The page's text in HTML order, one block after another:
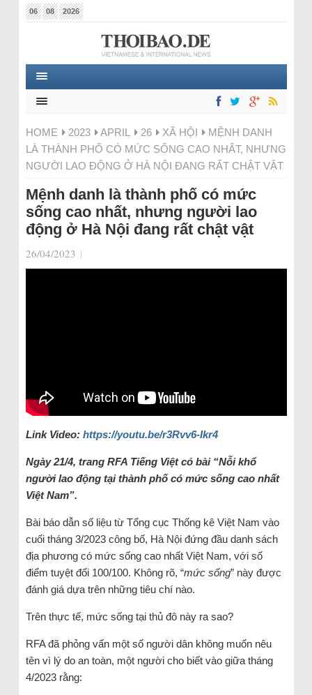
06 08 2026
HOME 2023 APRIL 26 XÃ HỘI
MỆNH DANH
LÀ THÀNH PHỐ CÓ MỨC SỐNG CAO NHẤT, NHƯNG
NGƯỜI LAO ĐỘNG Ở HÀ NỘI ĐANG RẤT CHẬT VẬT
Mệnh danh là thành phố có mức
sống cao nhất, nhưng người lao
động ở Hà Nội đang rất chật vật
26/04/2023 |
Link Video: https://youtu.be/r3Rvv6-Ikr4
Ngày 21/4, trang RFA Tiếng Việt có bài “Nỗi khổ
người lao động tại thành phố có mức sống cao nhất
Việt Nam”.
Bài báo dẫn số liệu từ Tổng cục Thống kê Việt Nam vào
cuối tháng 3/2023 công bố, Hà Nội đứng đầu danh sách
địa phương có mức sống cao nhất Việt Nam, với số
điểm tuyệt đối 100/100. Không rõ, “mức sống” này được
đánh giá dựa trên những tiêu chí nào.
Trên thực tế, mức sống tại thủ đô này ra sao?
RFA đã phỏng vấn một số người dân không muốn nêu
tên vì lý do an toàn, một người cho biết vào giữa tháng
4/2023 rằng: